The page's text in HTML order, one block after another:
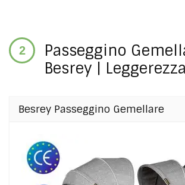
Passeggino
Besrey |
Besrey Passeggino Gemellare